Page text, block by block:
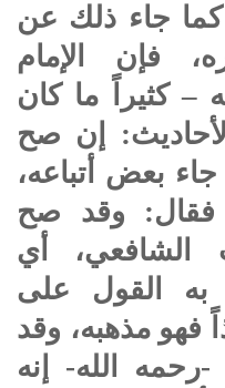
جاء ذلك عن
فإن الإمام
– كثيراً ما كان
إن صح
بعض أتباعه،
فقال: وقد صح
الشافعي، أي
به القول على
فهو مذهبه، وقد
رحمه الله- إنه